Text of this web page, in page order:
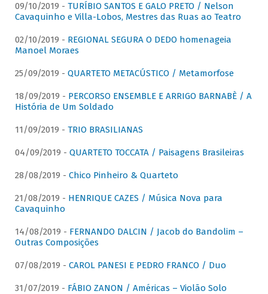
09/10/2019 - TURÍBIO SANTOS E GALO PRETO / Nelson
Cavaquinho e Villa-Lobos, Mestres das Ruas ao Teatro
02/10/2019 - REGIONAL SEGURA O DEDO homenageia
Manoel Moraes
25/09/2019 - QUARTETO METACÚSTICO / Metamorfose
18/09/2019 - PERCORSO ENSEMBLE E ARRIGO BARNABÈ / A
História de Um Soldado
11/09/2019 - TRIO BRASILIANAS
04/09/2019 - QUARTETO TOCCATA / Paisagens Brasileiras
28/08/2019 - Chico Pinheiro & Quarteto
21/08/2019 - HENRIQUE CAZES / Música Nova para
Cavaquinho
14/08/2019 - FERNANDO DALCIN / Jacob do Bandolim –
Outras Composições
07/08/2019 - CAROL PANESI E PEDRO FRANCO / Duo
31/07/2019 - FÁBIO ZANON / Américas – Violão Solo